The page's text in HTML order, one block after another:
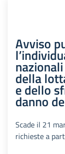
Avviso
della
e dello
danno
Scade il 21
richieste a